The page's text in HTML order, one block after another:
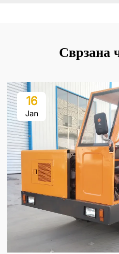
Сврзана
16
Jan